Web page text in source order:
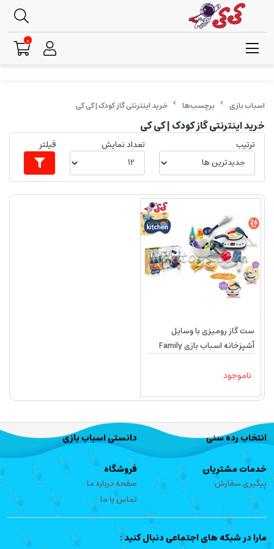
برچسب‌ها خرید اینترنتی گاز کودک | کی کی
خرید اینترنتی گاز کودک | کی کی
ترتیب تعداد نمایش فیلتر
ست گاز رومیزی با وسایل
آشپزخانه اسباب بازی Family
ناموجود
انتخاب رده سنی دانستی اسباب بازی
خدمات مشتریان
پیگیری سفارش
فروشگاه
صفحه درباره ما
تماس با ما
مارا در شبکه های اجتماعی دنبال کنید :
0